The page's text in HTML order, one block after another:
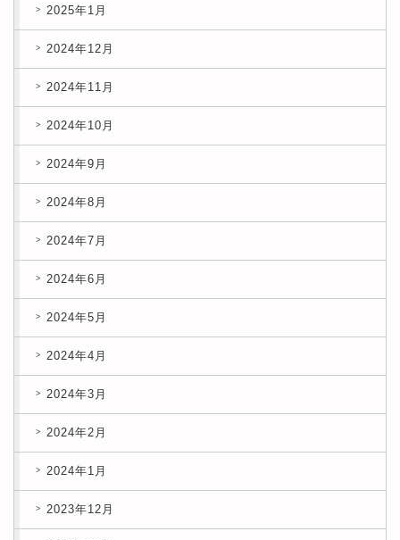
2025年1月
2024年12月
2024年11月
2024年10月
2024年9月
2024年8月
2024年7月
2024年6月
2024年5月
2024年4月
2024年3月
2024年2月
2024年1月
2023年12月